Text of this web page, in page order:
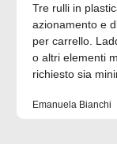
Tre rulli in
azionamento e
per carrello.
o altri elementi
richiesto sia
Emanuela Bianchi